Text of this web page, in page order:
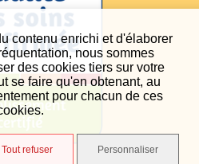
contenu enrichi et d'élaborer
nous sommes
des cookies tiers sur votre
se faire qu'en obtenant, au
pour chacun de ces
Tout refuser Personnaliser